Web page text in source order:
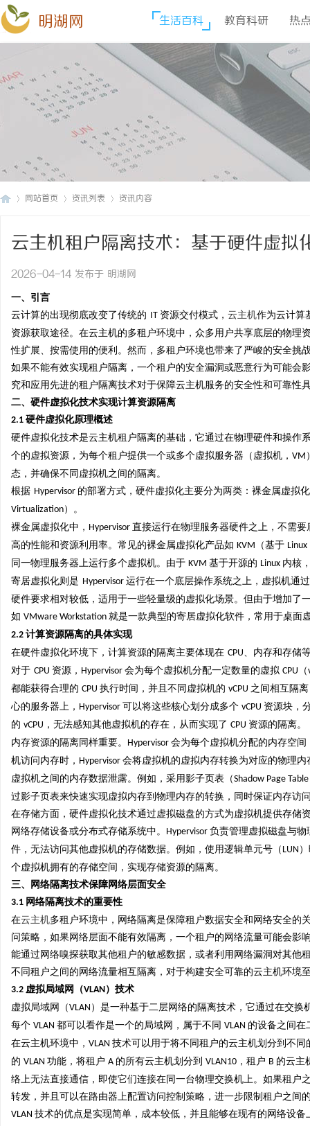
明湖网 生活百科 教育科研 热
网站首页 资讯列表 资讯内容
云主机租户隔离技术：基于硬件虚拟
2026-04-14 发布于 明湖网
一、引言
云计算的出现彻底改变了传统的 IT 资源交付模式， 云主机作为云计算
资源获取途径。在云主机的多租户环境中，众多用户共享底层的物
性扩展、按需使用的便利。然而，多租户环境也带来了严峻的安全
如果不能有效实现租户隔离，一个租户的安全漏洞或恶意行为可能
究和应用先进的租户隔离技术对于保障云主机服务的安全性和可靠性
二、硬件虚拟化技术实现计算资源隔离
2.1 硬件虚拟化原理概述
硬件虚拟化技术是云主机租户隔离的基础，它通过在物理硬件和操作
个的虚拟资源，为每个租户提供一个或多个虚拟服务器（虚拟机， VM
态，并确保不同虚拟机之间的隔离。
根据 Hypervisor 的部署方式，硬件虚拟化主要分为两类：裸金属虚拟
Virtualization）。
裸金属虚拟化中， Hypervisor 直接运行在物理服务器硬件之上，不需
高的性能和资源利用率。常见的裸金属虚拟化产品如 KVM （基于 Linux
同一物理服务器上运行多个虚拟机。由于 KVM 基于开源的 Linux 内核
寄居虚拟化则是 Hypervisor 运行在一个底层操作系统之上，虚拟机通
硬件要求相对较低，适用于一些轻量级的虚拟化场景。但由于增加了
如 VMware Workstation 就是一款典型的寄居虚拟化软件，常用于桌面
2.2 计算资源隔离的具体实现
在硬件虚拟化环境下，计算资源的隔离主要体现在 CPU、内存和存储
对于 CPU 资源， Hypervisor 会为每个虚拟机分配一定数量的虚拟 CPU （
都能获得合理的 CPU 执行时间，并且不同虚拟机的 vCPU 之间相互隔
心的服务器上， Hypervisor 可以将这些核心划分成多个 vCPU 资源块，
的 vCPU ，无法感知其他虚拟机的存在，从而实现了 CPU 资源的隔离。
内存资源的隔离同样重要。 Hypervisor 会为每个虚拟机分配的内存空
机访问内存时， Hypervisor 会将虚拟机的虚拟内存转换为对应的物理
虚拟机之间的内存数据泄露。例如，采用影子页表（Shadow Page Table
过影子页表来快速实现虚拟内存到物理内存的转换，同时保证内存访
在存储方面，硬件虚拟化技术通过虚拟磁盘的方式为虚拟机提供存
网络存储设备或分布式存储系统中。 Hypervisor 负责管理虚拟磁盘与
件，无法访问其他虚拟机的存储数据。例如，使用逻辑单元号（ LUN
个虚拟机拥有的存储空间，实现存储资源的隔离。
三、网络隔离技术保障网络层面安全
3.1 网络隔离技术的重要性
在云主机多租户环境中，网络隔离是保障租户数据安全和网络安全的
问策略，如果网络层面不能有效隔离，一个租户的网络流量可能会
能通过网络嗅探获取其他租户的敏感数据，或者利用网络漏洞对其
不同租户之间的网络流量相互隔离，对于构建安全可靠的云主机环境
3.2 虚拟局域网（VLAN）技术
虚拟局域网（VLAN ）是一种基于二层网络的隔离技术，它通过在交
每个 VLAN 都可以看作是一个的局域网，属于不同 VLAN 的设备之间在
在云主机环境中， VLAN 技术可以用于将不同租户的云主机划分到不
的 VLAN 功能，将租户 A 的所有云主机划分到 VLAN10 ，租户 B 的云主
络上无法直接通信，即使它们连接在同一台物理交换机上。如果租
转发，并且可以在路由器上配置访问控制策略，进一步限制租户之间
VLAN 技术的优点是实现简单，成本较低，并且能够在现有的网络设
商标转让：交易风险与避坑指南